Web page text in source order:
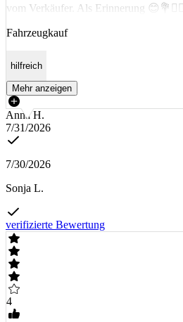
vom Verkäufer. Als Erinnerung
Fahrzeugkauf
hilfreich
Mehr anzeigen
Anna H.
7/31/2026
7/30/2026
Sonja L.
verifizierte Bewertung
4